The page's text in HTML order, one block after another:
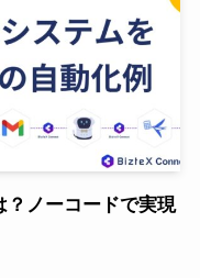
ノーコードで実現